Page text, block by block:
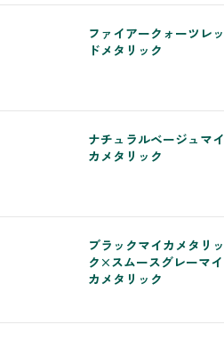
ファイアークォーツレッ
ドメタリック
ナチュラルベージュマイ
カメタリック
ブラックマイカメタリッ
ク×スムースグレーマイ
カメタリック